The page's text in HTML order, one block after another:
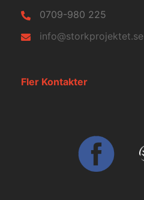
0709-980 225
info@storkprojektet.se
Fler Kontakter